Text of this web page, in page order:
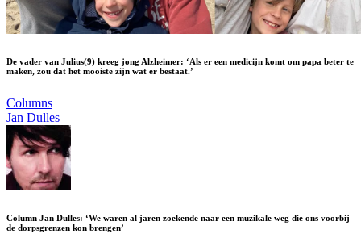
De vader van Julius(9) kreeg jong Alzheimer: ‘Als er een medicijn komt om papa beter te
maken, zou dat het mooiste zijn wat er bestaat.’
Columns
Jan Dulles
Column Jan Dulles: ‘We waren al jaren zoekende naar een muzikale weg die ons voorbij
de dorpsgrenzen kon brengen’